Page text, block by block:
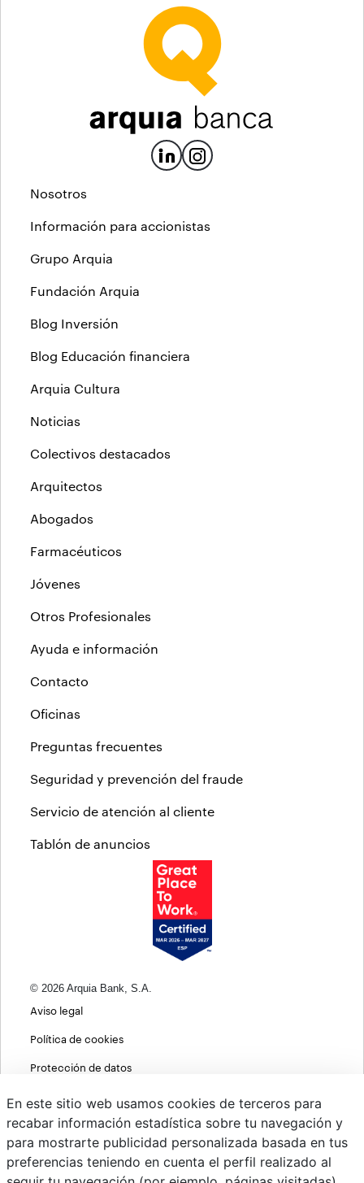
Nosotros
Información para accionistas
Grupo Arquia
Fundación Arquia
Blog Inversión
Blog Educación financiera
Arquia Cultura
Noticias
Colectivos destacados
Arquitectos
Abogados
Farmacéuticos
Jóvenes
Otros Profesionales
Ayuda e información
Contacto
Oficinas
Preguntas frecuentes
Seguridad y prevención del fraude
Servicio de atención al cliente
Tablón de anuncios
© 2026 Arquia Bank, S.A.
Aviso legal
Política de cookies
Protección de datos
MIFID
Políticas ASG
En este sitio web usamos cookies de terceros para
recabar información estadística sobre tu navegación y
para mostrarte publicidad personalizada basada en tus
preferencias teniendo en cuenta el perfil realizado al